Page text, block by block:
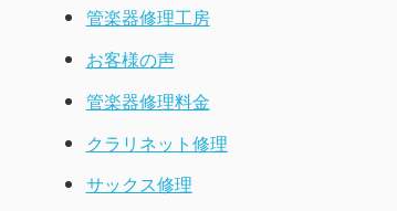
管楽器修理工房
お客様の声
管楽器修理料金
クラリネット修理
サックス修理